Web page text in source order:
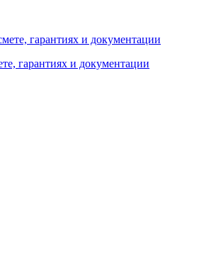
гарантиях и документации